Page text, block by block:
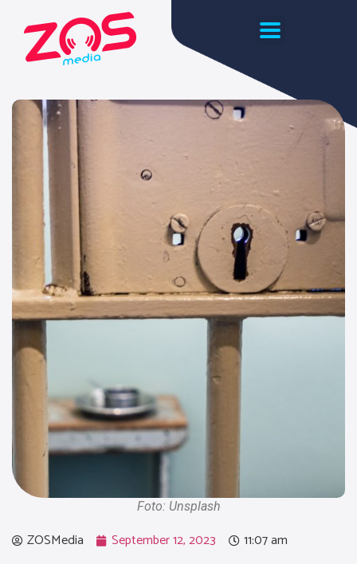
Foto: Unsplash
ZOSMedia September 12, 2023 11:07 am